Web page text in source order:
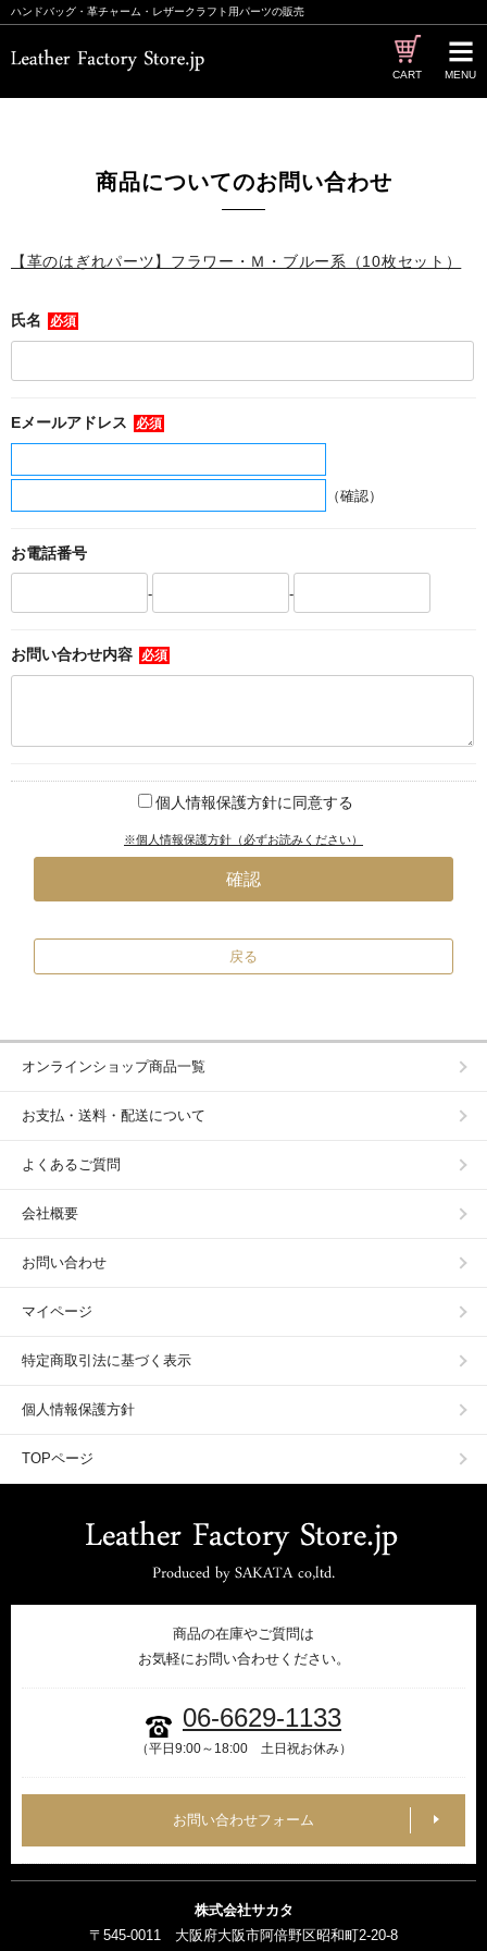
ハンドバッグ・革チャーム・レザークラフト用パーツの販売
MENU
CART
商品についてのお問い合わせ
【革のはぎれパーツ】フラワー・Ｍ・ブルー系（10枚セット）
氏名 必須
Eメールアドレス 必須
（確認）
お電話番号
- -
お問い合わせ内容 必須
個人情報保護方針に同意する
※個人情報保護方針（必ずお読みください）
オンラインショップ商品一覧
お支払・送料・配送について
よくあるご質問
会社概要
お問い合わせ
マイページ
特定商取引法に基づく表示
個人情報保護方針
TOPページ
商品の在庫やご質問は
お気軽にお問い合わせください。
06-6629-1133
（平日9:00～18:00 土日祝お休み）
お問い合わせフォーム
株式会社サカタ
〒545-0011 大阪府大阪市阿倍野区昭和町2-20-8